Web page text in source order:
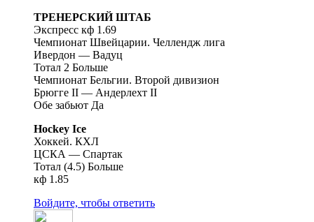
ТРЕНЕРСКИЙ ШТАБ
Экспресс кф 1.69
Чемпионат Швейцарии. Челлендж лига
Ивердон — Вадуц
Тотал 2 Больше
Чемпионат Бельгии. Второй дивизион
Брюгге II — Андерлехт II
Обе забьют Да
Hockey Ice
Хоккей. КХЛ
ЦСКА — Спартак
Тотал (4.5) Больше
кф 1.85
Войдите, чтобы ответить